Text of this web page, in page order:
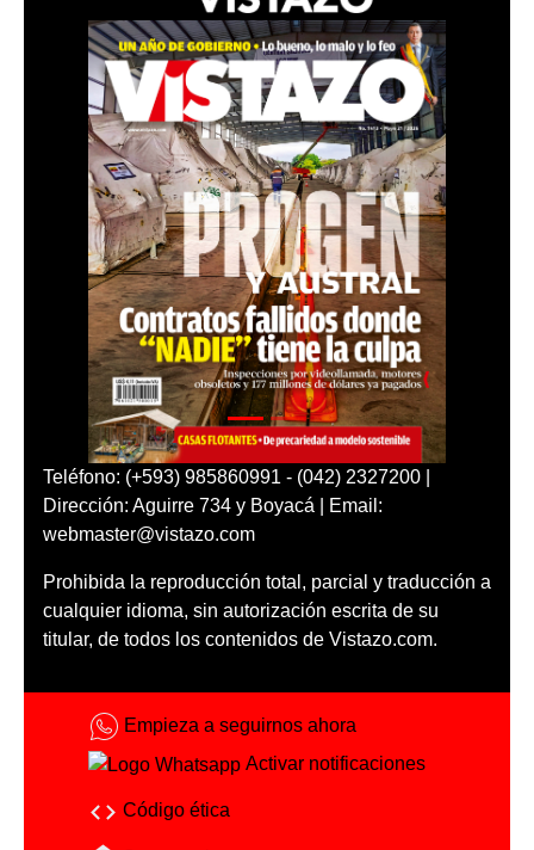
Teléfono: (+593) 985860991 - (042) 2327200 |
Dirección: Aguirre 734 y Boyacá | Email:
webmaster@vistazo.com
Prohibida la reproducción total, parcial y traducción a
cualquier idioma, sin autorización escrita de su
titular, de todos los contenidos de Vistazo.com.
Empieza a seguirnos ahora
Activar notificaciones
Código ética